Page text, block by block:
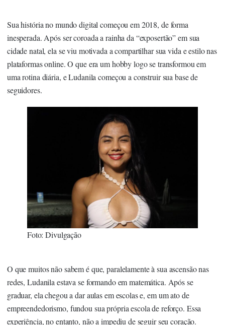
Sua história no mundo digital começou em 2018, de forma
inesperada. Após ser coroada a rainha da “exposertão” em sua
cidade natal, ela se viu motivada a compartilhar sua vida e estilo nas
plataformas online. O que era um hobby logo se transformou em
uma rotina diária, e Ludanila começou a construir sua base de
seguidores.
Foto: Divulgação
O que muitos não sabem é que, paralelamente à sua ascensão nas
redes, Ludanila estava se formando em matemática. Após se
graduar, ela chegou a dar aulas em escolas e, em um ato de
empreendedorismo, fundou sua própria escola de reforço. Essa
experiência, no entanto, não a impediu de seguir seu coração.